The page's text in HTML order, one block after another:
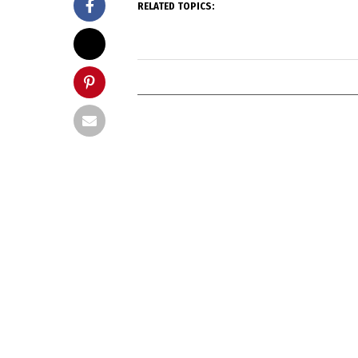
RELATED TOPICS: